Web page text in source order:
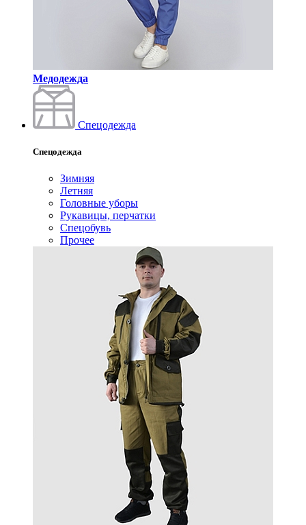
Медодежда
Спецодежда
Спецодежда
Зимняя
Летняя
Головные уборы
Рукавицы, перчатки
Спецобувь
Прочее